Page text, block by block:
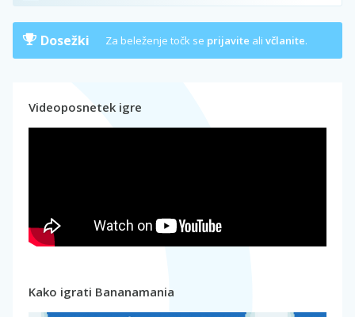
Dosežki Za beleženje točk se prijavite ali včlanite.
Videoposnetek igre
Kako igrati Bananamania